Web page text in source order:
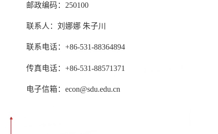
邮政编码：250100
联系人：刘娜娜 朱子川
联系电话：+86-531-88364894
传真电话：+86-531-88571371
电子信箱：econ@sdu.edu.cn